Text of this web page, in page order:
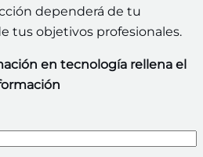
dependerá de tu
tus objetivos profesionales.
en tecnología rellena el